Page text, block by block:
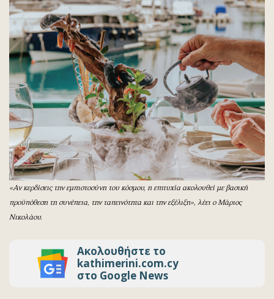
«Αν κερδίσεις την εμπιστοσύνη του κόσμου, η επιτυχία ακολουθεί με βασική
προϋπόθεση τη συνέπεια, την ταπεινότητα και την εξέλιξη», λέει ο Μάριος
Νικολάου.
Ακολουθήστε το
kathimerini.com.cy
στο Google News